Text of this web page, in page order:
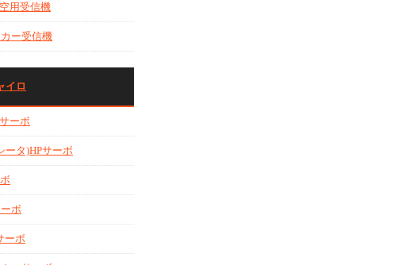
用受信機
ー受信機
イロ
ーボ
ータ)HPサーボ
ボ
ーボ